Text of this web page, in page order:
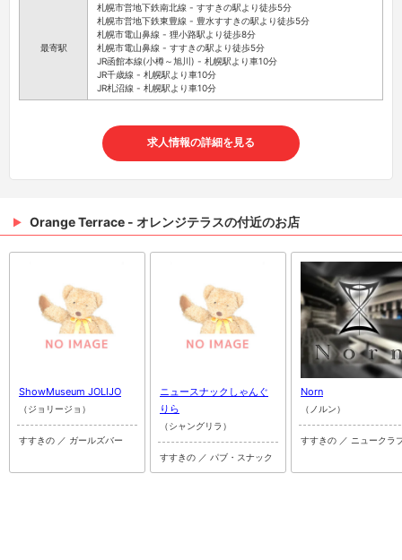
最寄駅
札幌市営地下鉄南北線 - すすきの駅より徒歩5分
札幌市営地下鉄東豊線 - 豊水すすきの駅より徒歩5分
札幌市電山鼻線 - 狸小路駅より徒歩8分
札幌市電山鼻線 - すすきの駅より徒歩5分
JR函館本線(小樽～旭川) - 札幌駅より車10分
JR千歳線 - 札幌駅より車10分
JR札沼線 - 札幌駅より車10分
求人情報の詳細を見る
Orange Terrace - オレンジテラスの付近のお店
ShowMuseum JOLIJO
（ジョリージョ）
すすきの ／ ガールズバー
ニュースナックしゃんぐ
りら
（シャングリラ）
すすきの ／ パブ・スナック
Norn
（ノルン）
すすきの ／ ニュークラ